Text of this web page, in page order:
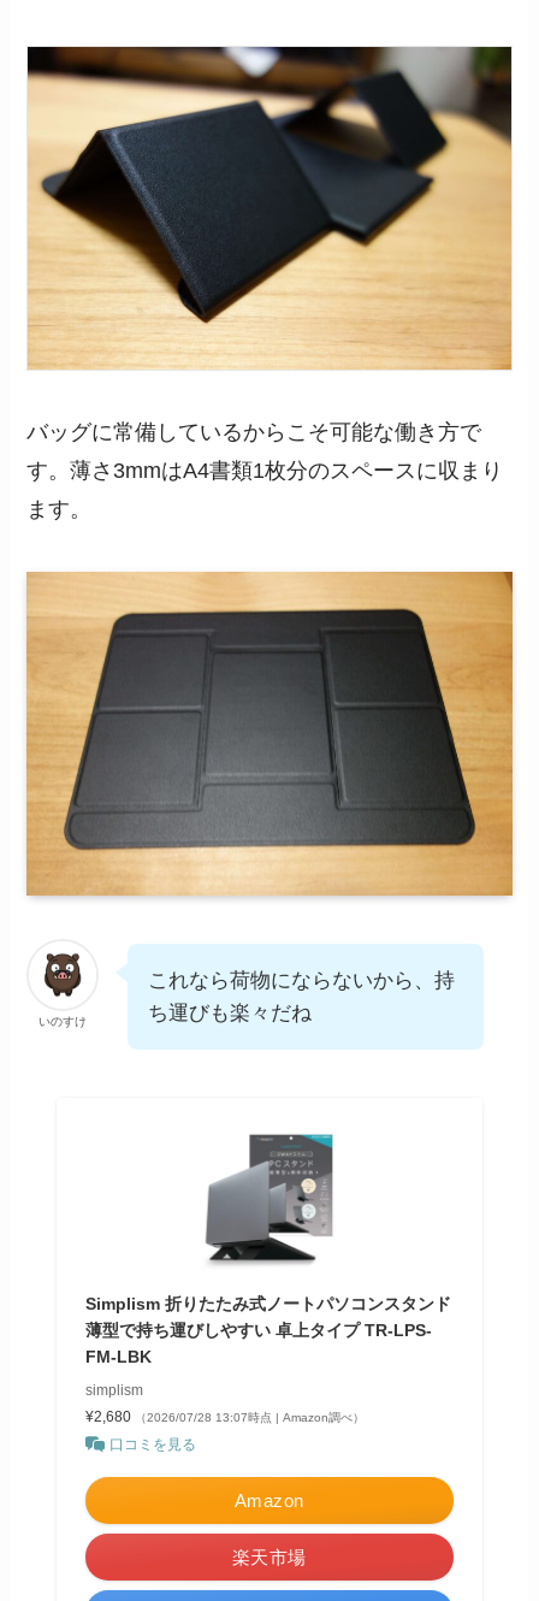
バッグに常備しているからこそ可能な働き方で
す。薄さ3mmはA4書類1枚分のスペースに収まり
ます。
いのすけ
これなら荷物にならないから、持
ち運びも楽々だね
Simplism 折りたたみ式ノートパソコンスタンド
薄型で持ち運びしやすい 卓上タイプ TR-LPS-
FM-LBK
simplism
¥2,680
（2026/07/28 13:07時点 | Amazon調べ）
口コミを見る
Amazon
楽天市場